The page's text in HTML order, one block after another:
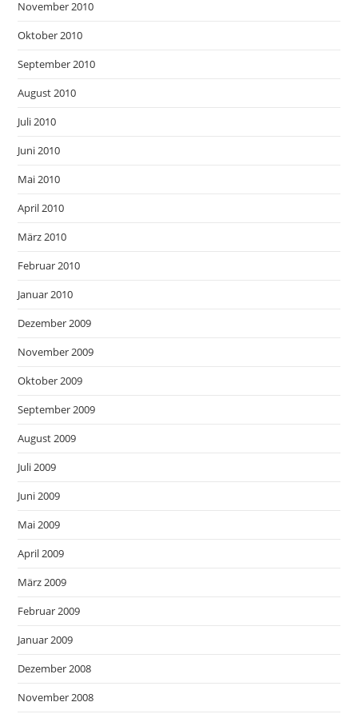
November 2010
Oktober 2010
September 2010
August 2010
Juli 2010
Juni 2010
Mai 2010
April 2010
März 2010
Februar 2010
Januar 2010
Dezember 2009
November 2009
Oktober 2009
September 2009
August 2009
Juli 2009
Juni 2009
Mai 2009
April 2009
März 2009
Februar 2009
Januar 2009
Dezember 2008
November 2008